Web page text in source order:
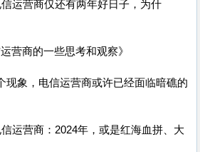
运营商仅还有两年好日子，为什
营商的一些思考和观察》
现象，电信运营商或许已经面临暗礁的
运营商：2024年，或是红海血拼、大